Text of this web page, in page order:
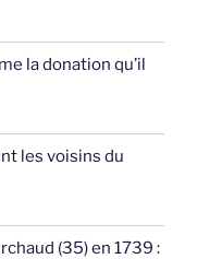
la donation qu’il
les voisins du
(35) en 1739 :